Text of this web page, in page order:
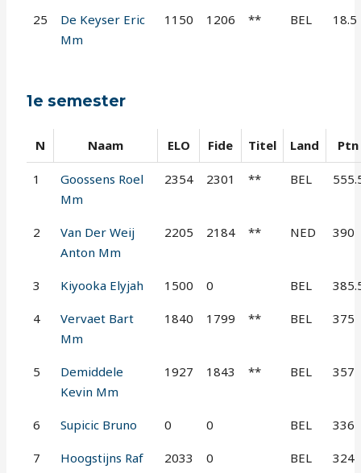
25
De Keyser Eric
Mm
1150 1206 ** BEL 18.5
1e semester
N Naam ELO Fide Titel Land Ptn
1
Goossens Roel
Mm
2354 2301 ** BEL
2
Van Der Weij
Anton Mm
2205 2184 ** NED 390
3 Kiyooka Elyjah 1500 0 BEL
4
Vervaet Bart
Mm
1840 1799 ** BEL 375
5
Demiddele
Kevin Mm
1927 1843 ** BEL 357
6 Supicic Bruno 0 0 BEL 336
7
Hoogstijns Raf
2033 0 BEL 324